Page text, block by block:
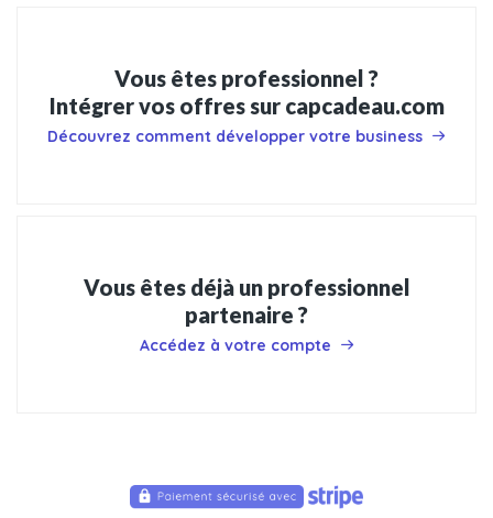
Vous êtes professionnel ?
Intégrer vos offres sur capcadeau.com
Découvrez comment développer votre business
Vous êtes déjà un professionnel
partenaire ?
Accédez à votre compte